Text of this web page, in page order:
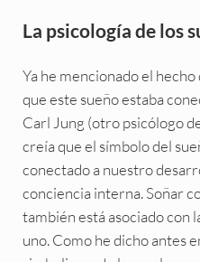
La psicología de los
Ya he mencionado el
que este sueño estaba
Carl Jung (otro psicólogo
creía que el símbolo del
conectado a nuestro
conciencia interna. Soñar
también está asociado con
uno. Como he dicho antes